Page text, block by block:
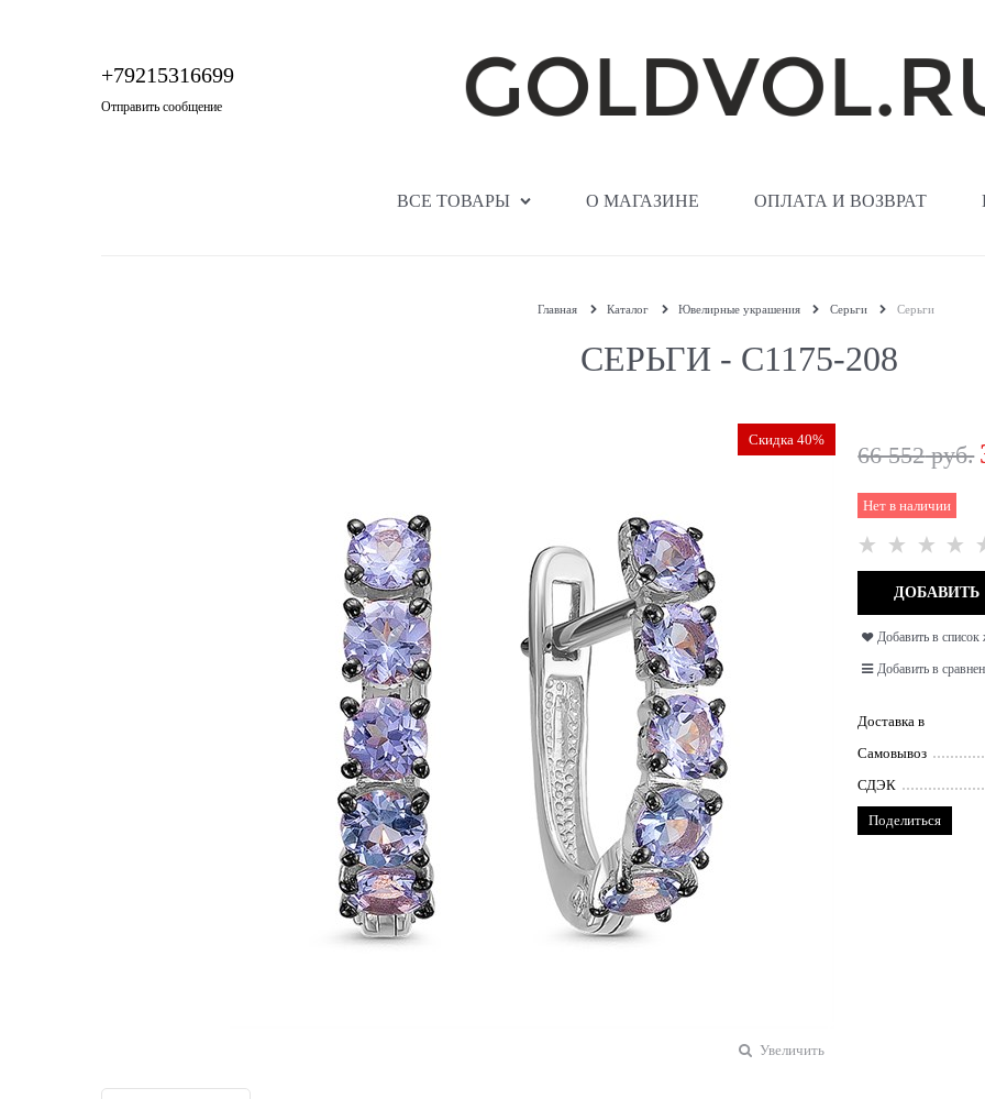
+79215316699
Отправить сообщение
ВСЕ ТОВАРЫ О МАГАЗИНЕ ОПЛАТА И ВОЗВРАТ
Главная Каталог Ювелирные украшения Серьги Серьги
СЕРЬГИ - С1175-208
Скидка 40%
Увеличить
66 552 руб.
Нет в наличии
ДОБАВИТЬ
Добавить в список
Добавить в
Доставка в
Самовывоз
СДЭК
Поделиться